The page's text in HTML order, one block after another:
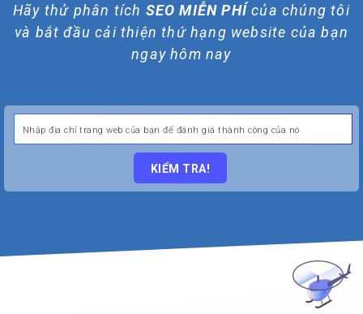
Hãy thử phân tích SEO MIỄN PHÍ của chúng tôi
và bắt đầu cải thiện thứ hạng website của bạn
ngay hôm nay
KIỂM TRA!